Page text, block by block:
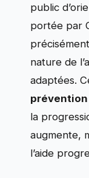
public
portée par
nature de
adaptées.
prévention
la
augmente,
l’aide